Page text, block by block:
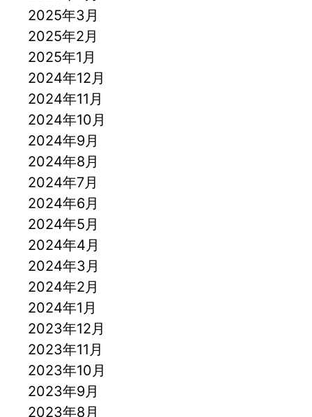
2025年3月
2025年2月
2025年1月
2024年12月
2024年11月
2024年10月
2024年9月
2024年8月
2024年7月
2024年6月
2024年5月
2024年4月
2024年3月
2024年2月
2024年1月
2023年12月
2023年11月
2023年10月
2023年9月
2023年8月